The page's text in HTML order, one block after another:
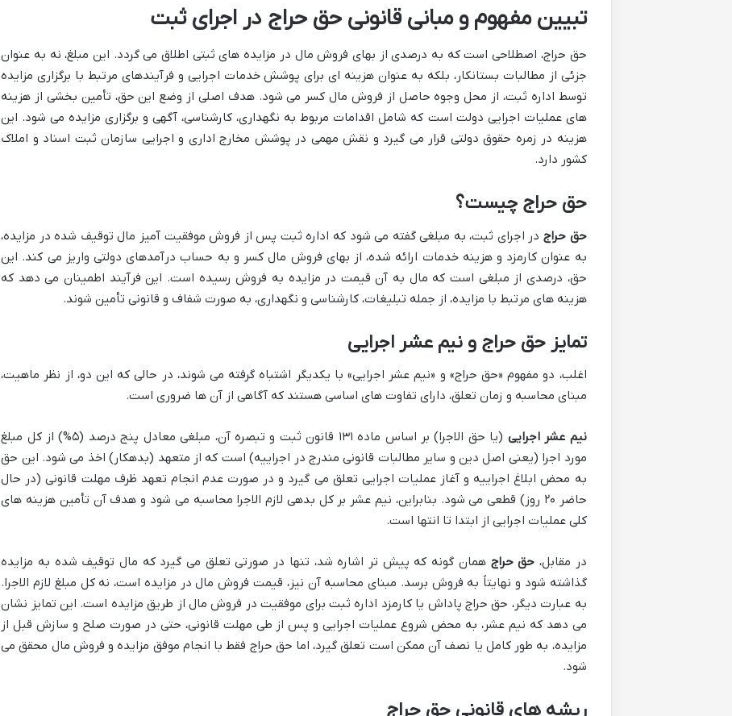
تبیین مفهوم و مبانی قانونی حق حراج در اجرای ثبت
حق حراج، اصطلاحی است که به درصدی از بهای فروش مال در مزایده های ثبتی اطلاق می گردد. این مبلغ، نه به عنوان
جزئی از مطالبات بستانکار، بلکه به عنوان هزینه ای برای پوشش خدمات اجرایی و فرآیندهای مرتبط با برگزاری مزایده
توسط اداره ثبت، از محل وجوه حاصل از فروش مال کسر می شود. هدف اصلی از وضع این حق، تأمین بخشی از هزینه
های عملیات اجرایی دولت است که شامل اقدامات مربوط به نگهداری، کارشناسی، آگهی و برگزاری مزایده می شود. این
هزینه در زمره حقوق دولتی قرار می گیرد و نقش مهمی در پوشش مخارج اداری و اجرایی سازمان ثبت اسناد و املاک
کشور دارد.
حق حراج چیست؟
حق حراجدر اجرای ثبت، به مبلغی گفته می شود که اداره ثبت پس از فروش موفقیت آمیز مال توقیف شده در مزایده،
به عنوان کارمزد و هزینه خدمات ارائه شده، از بهای فروش مال کسر و به حساب درآمدهای دولتی واریز می کند. این
حق، درصدی از مبلغی است که مال به آن قیمت در مزایده به فروش رسیده است. این فرآیند اطمینان می دهد که
هزینه های مرتبط با مزایده، از جمله تبلیغات، کارشناسی و نگهداری، به صورت شفاف و قانونی تأمین شوند.
تمایز حق حراج و نیم عشر اجرایی
اغلب، دو مفهوم «حق حراج» و «نیم عشر اجرایی» با یکدیگر اشتباه گرفته می شوند، در حالی که این دو، از نظر ماهیت،
مبنای محاسبه و زمان تعلق، دارای تفاوت های اساسی هستند که آگاهی از آن ها ضروری است.
نیم عشر اجرایی
(یا حق الاجرا) بر اساس ماده ۱۳۱ قانون ثبت و تبصره آن، مبلغی معادل پنج درصد (۵%) از کل مبلغ
مورد اجرا (یعنی اصل دین و سایر مطالبات قانونی مندرج در اجراییه) است که از متعهد (بدهکار) اخذ می شود. این حق
به محض ابلاغ اجراییه و آغاز عملیات اجرایی تعلق می گیرد و در صورت عدم انجام تعهد ظرف مهلت قانونی (در حال
حاضر ۲۰ روز) قطعی می شود. بنابراین، نیم عشر بر کل بدهی لازم الاجرا محاسبه می شود و هدف آن تأمین هزینه های
کلی عملیات اجرایی از ابتدا تا انتها است.
در مقابل، حق حراج همان گونه که پیش تر اشاره شد، تنها در صورتی تعلق می گیرد که مال توقیف شده به مزایده
گذاشته شود و نهایتاً به فروش برسد. مبنای محاسبه آن نیز، قیمت فروش مال در مزایده است، نه کل مبلغ لازم الاجرا.
به عبارت دیگر، حق حراج پاداش یا کارمزد اداره ثبت برای موفقیت در فروش مال از طریق مزایده است. این تمایز نشان
می دهد که نیم عشر، به محض شروع عملیات اجرایی و پس از طی مهلت قانونی، حتی در صورت صلح و سازش قبل از
مزایده، به طور کامل یا نصف آن ممکن است تعلق گیرد، اما حق حراج فقط با انجام موفق مزایده و فروش مال محقق می
شود.
ریشه های قانونی حق حراج